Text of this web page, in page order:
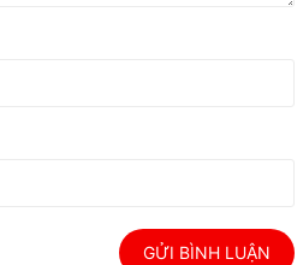
GỬI BÌNH LUẬN